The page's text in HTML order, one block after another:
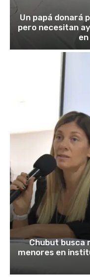
Un papá donará
pero necesitan
Chubut busca
menores en